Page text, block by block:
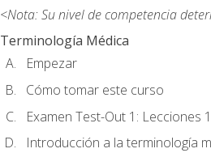
<Nota: Su nivel de competencia
Terminología Médica
Empezar
Cómo tomar este curso
Examen Test-Out 1: Lecciones
Introducción a la terminología